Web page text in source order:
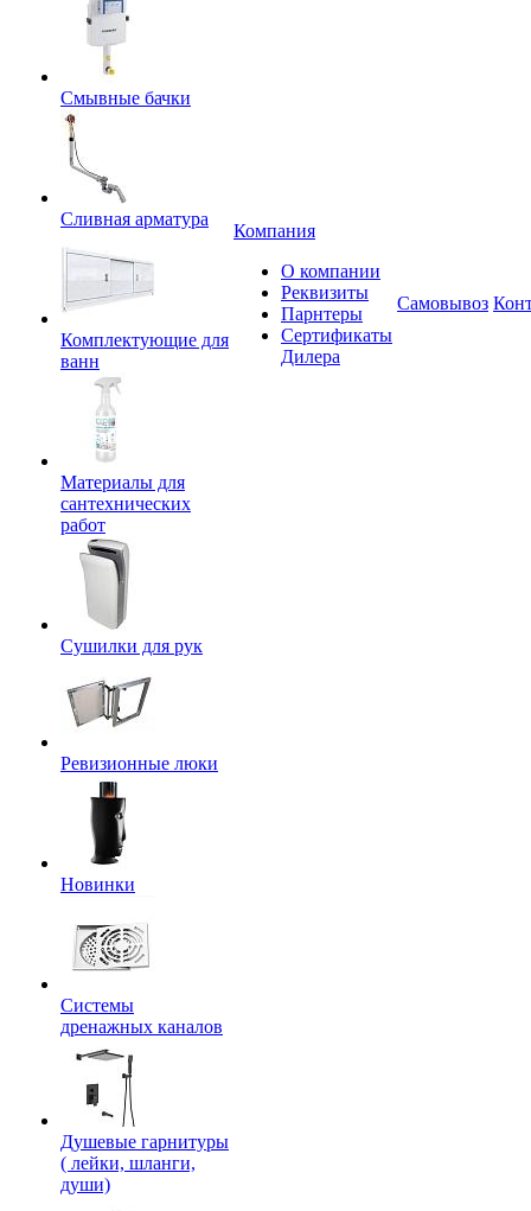
Смывные бачки
Сливная арматура
Комплектующие для
ванн
Материалы для
сантехнических
работ
Сушилки для рук
Ревизионные люки
Новинки
Системы
дренажных каналов
Душевые гарнитуры
( лейки, шланги,
души)
Компания
О компании
Реквизиты
Парнтеры
Сертификаты
Дилера
Самовывоз